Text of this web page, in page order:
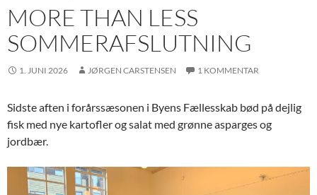
MORE THAN LESS
SOMMERAFSLUTNING
1. JUNI 2026 JØRGEN CARSTENSEN 1 KOMMENTAR
Sidste aften i forårssæsonen i Byens Fællesskab bød på dejlig
fisk med nye kartofler og salat med grønne asparges og
jordbær.